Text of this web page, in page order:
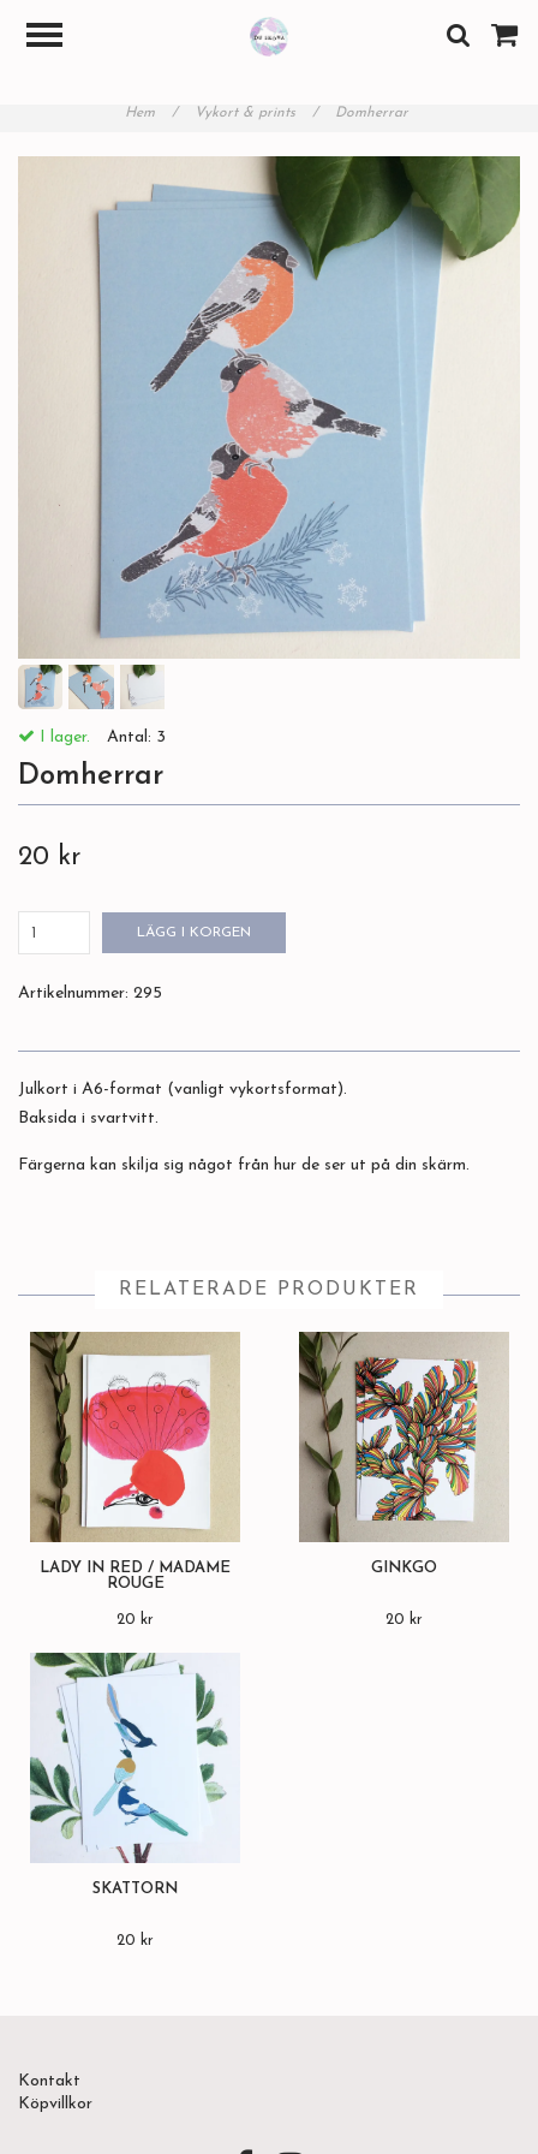
Hem / Vykort & prints / Domherrar
I lager. Antal: 3
Domherrar
20 kr
LÄGG I KORGEN
Artikelnummer: 295
Julkort i A6-format (vanligt vykortsformat).
Baksida i svartvitt.
Färgerna kan skilja sig något från hur de ser ut på din skärm.
RELATERADE PRODUKTER
LADY IN RED / MADAME
ROUGE
20 kr
GINKGO
20 kr
SKATTORN
20 kr
Kontakt
Köpvillkor